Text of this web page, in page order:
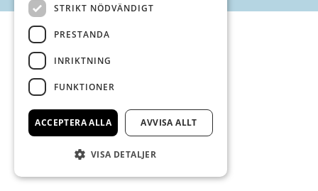
STRIKT NÖDVÄNDIGT
PRESTANDA
INRIKTNING
FUNKTIONER
ACCEPTERA ALLA AVVISA ALLT
VISA DETALJER